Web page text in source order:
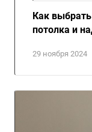
29 ноября 2024
Как
потолка и